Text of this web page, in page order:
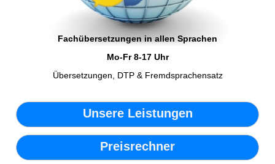
Fachübersetzungen in allen Sprachen
Mo-Fr 8-17 Uhr
Übersetzungen, DTP & Fremdsprachensatz
Unsere Leistungen
Preisrechner